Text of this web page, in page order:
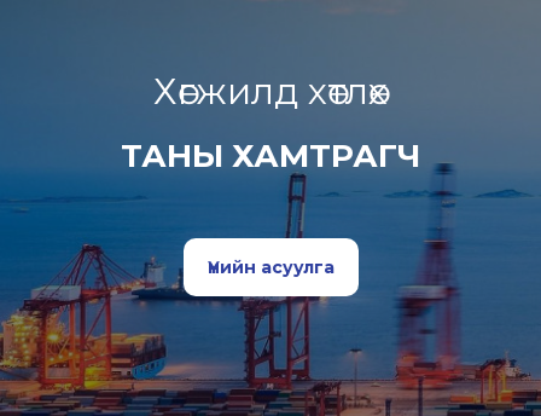
Хөгжилд хөтлөх
ТАНЫ ХАМТРАГЧ
Үнийн асуулга